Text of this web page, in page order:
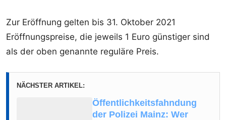
Zur Eröffnung gelten bis 31. Oktober 2021
Eröffnungspreise, die jeweils 1 Euro günstiger sind
als der oben genannte reguläre Preis.
NÄCHSTER ARTIKEL:
Öffentlichkeitsfahndung
der Polizei Mainz: Wer